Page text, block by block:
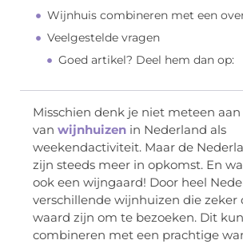
Wijnhuis combineren met een
Veelgestelde vragen
Goed artikel? Deel hem dan op:
Misschien denk je niet meteen
van wijnhuizen in Nederland als
weekendactiviteit. Maar de
zijn steeds meer in opkomst. En
ook een wijngaard! Door heel
verschillende wijnhuizen die zeker
waard zijn om te bezoeken. Dit
combineren met een prachtige